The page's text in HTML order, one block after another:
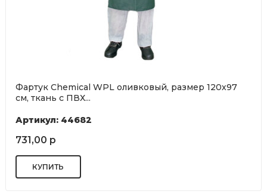
Фартук Chemical WPL оливковый, размер 120х97
см, ткань с ПВХ...
Артикул: 44682
731,00 р